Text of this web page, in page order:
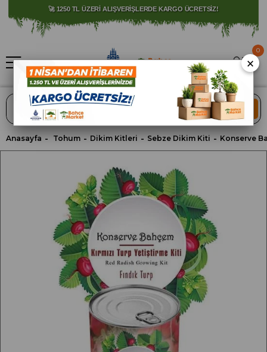
⚠️ SATIŞLARIMIZ YALNIZCA İSTANBUL İLİ İLE SINIRLIDIR.
ARA
0
Anasayfa Tohum Dikim Kitleri Sebze Dikim Kiti
×